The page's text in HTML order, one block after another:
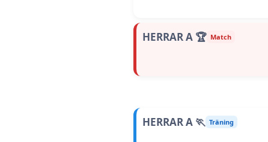
HERRAR A 🏆 Match
HERRAR A 🏃 Träning